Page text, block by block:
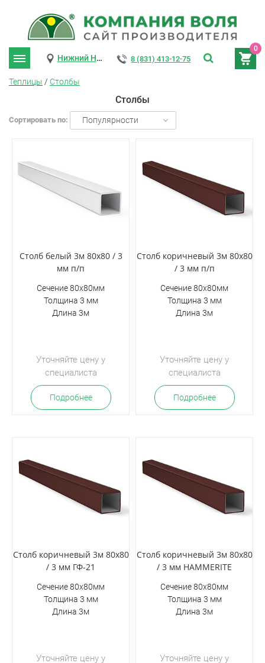
0
Нижний Новгород 8 (831) 413-12-75
Теплицы / Столбы
Столбы
Сортировать по: Популярности
Столб белый 3м 80х80 / 3
мм п/п
Сечение 80х80мм
Толщина 3 мм
Длина 3м
Уточняйте цену у
специалиста
Подробнее
Столб коричневый 3м 80х80
/ 3 мм п/п
Сечение 80х80мм
Толщина 3 мм
Длина 3м
Уточняйте цену у
специалиста
Подробнее
Столб коричневый 3м 80х80
/ 3 мм ГФ-21
Сечение 80х80мм
Толщина 3 мм
Длина 3м
Уточняйте цену у
Столб коричневый 3м 80х80
/ 3 мм HAMMERITE
Сечение 80х80мм
Толщина 3 мм
Длина 3м
Уточняйте цену у